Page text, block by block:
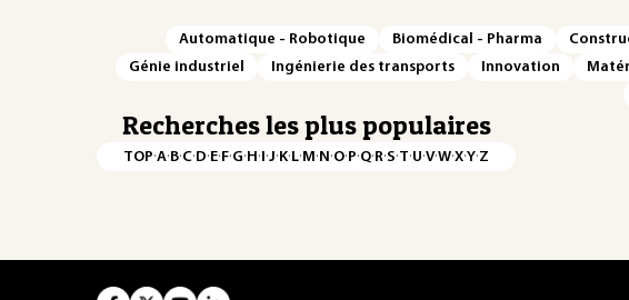
Automatique - Robotique Biomédical - Pharma
Génie industriel
Ingénierie des transports Innovation
Recherches les plus populaires
TOP·A·B·C·D·E·F·G·H·I·J·K·L·M·N·O·P·Q·R·S·T·U·V·W·X·Y·Z